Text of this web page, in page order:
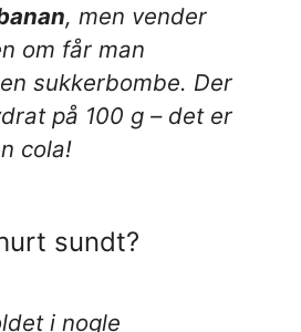
, men vender
om får man
sukkerbombe. Der
på 100 g – det er
cola!
sundt?
i nogle